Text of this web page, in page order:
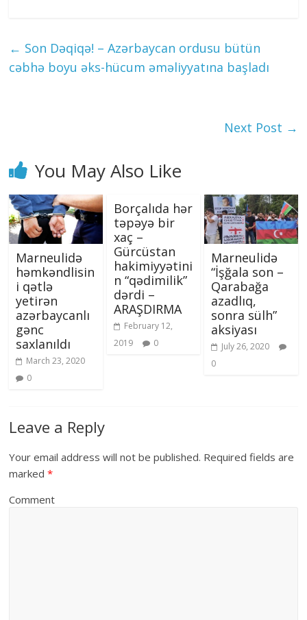
← Son Dəqiqə! – Azərbaycan ordusu bütün
cəbhə boyu əks-hücum əməliyyatına başladı
Next Post →
You May Also Like
Marneulidə
həmkəndlisin
i qətlə
yetirən
azərbaycanlı
gənc
saxlanıldı
March 23, 2020
0
Borçalıda hər
təpəyə bir
xaç –
Gürcüstan
hakimiyyətini
n “qədimilik”
dərdi –
ARAŞDIRMA
February 12,
2019
0
Marneulidə
“İşğala son –
Qarabağa
azadlıq,
sonra sülh”
aksiyası
July 26, 2020
0
Leave a Reply
Your email address will not be published. Required fields are
marked*
Comment